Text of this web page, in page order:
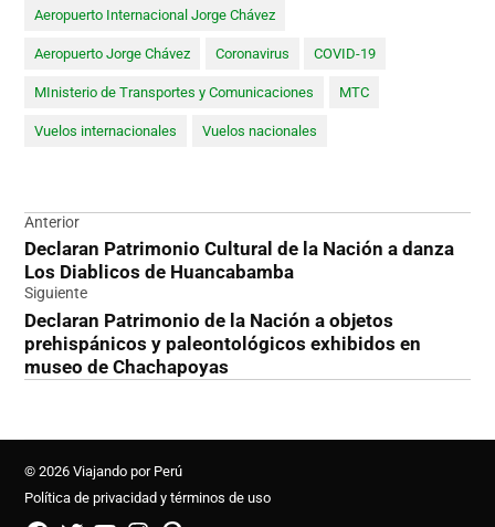
Aeropuerto Internacional Jorge Chávez
Aeropuerto Jorge Chávez Coronavirus COVID-19
MInisterio de Transportes y Comunicaciones MTC
Vuelos internacionales Vuelos nacionales
Navegación
de
entradas
Anterior
Declaran Patrimonio Cultural de la Nación a danza
Los Diablicos de Huancabamba
Siguiente
Declaran Patrimonio de la Nación a objetos
prehispánicos y paleontológicos exhibidos en
museo de Chachapoyas
© 2026 Viajando por Perú
Política de privacidad y términos de uso